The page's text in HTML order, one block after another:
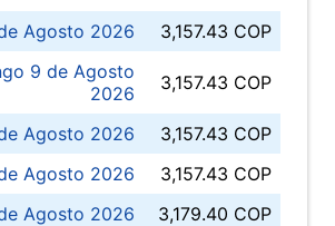
Agosto 2026
3,157.43 COP
9 de Agosto
2026
3,157.43 COP
Agosto 2026
3,157.43 COP
Agosto 2026
3,157.43 COP
Agosto 2026
3,179.40 COP